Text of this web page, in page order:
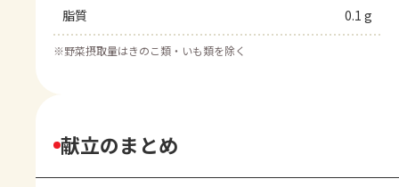
脂質 0.1 g
※野菜摂取量はきのこ類・いも類を除く
献立のまとめ